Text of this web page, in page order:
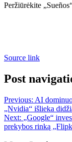
Peržiūrėkite
Source link
Post
Previous: AI
„Nvidia“ išlieka
Next: „Google“
prekybos rinką